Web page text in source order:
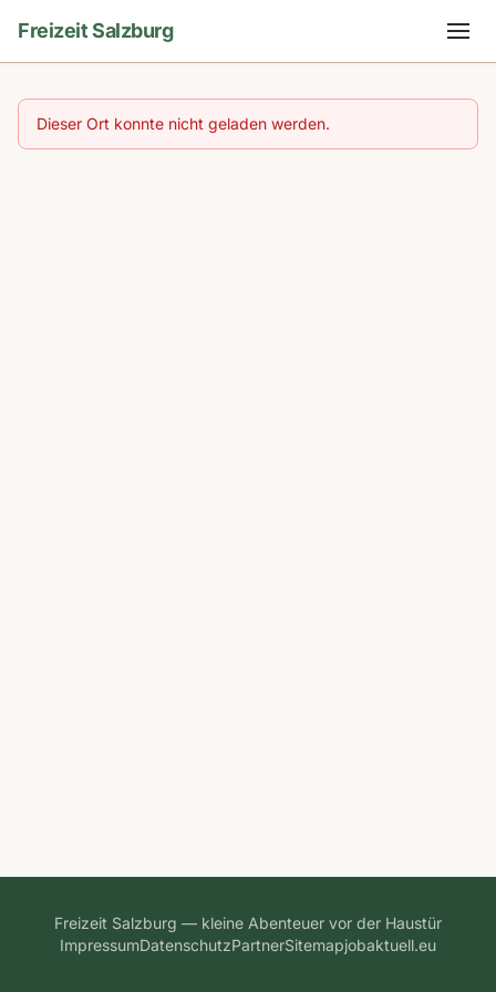
Freizeit Salzburg
Dieser Ort konnte nicht geladen werden.
Freizeit Salzburg — kleine Abenteuer vor der Haustür
ImpressumDatenschutzPartnerSitemapjobaktuell.eu